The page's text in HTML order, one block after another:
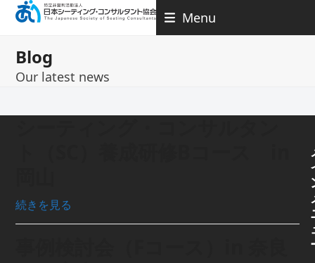
Skip
Menu
Blog
Our latest news
続きを見る